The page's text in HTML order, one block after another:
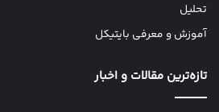
تحلیل
آموزش و معرفی بایتیکل
تازه‌ترین مقالات و اخبار